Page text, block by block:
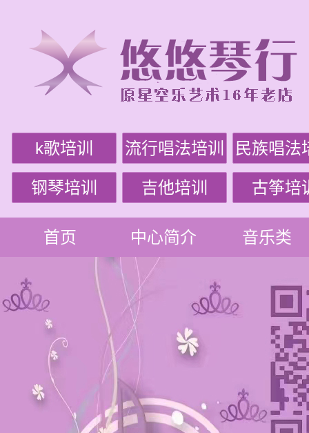
k歌培训 流行唱法培训 民族唱法
钢琴培训 吉他培训 古筝培
首页 中心简介 音乐类